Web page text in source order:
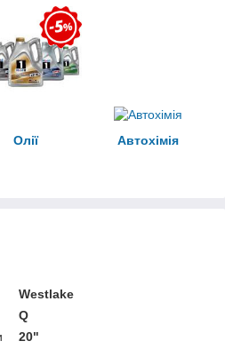
Олії Автохімія
Westlake
Q
20"